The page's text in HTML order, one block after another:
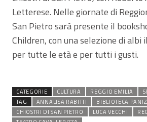
Letterese. Nelle giornate di
San Pietro sarà presente il
Children, con una selezione di
per tutte le età e per tutti i gusti.
CATEGORIE CULTURA REGGIO EMILIA
TAG
ANNALISA RABITTI
BIBLIOTECA
CHIOSTRI DI SAN PIETRO
LUCA VECCHI